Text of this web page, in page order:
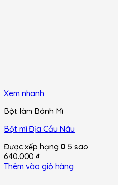
Xem nhanh
Bột làm Bánh Mì
Bột mì Địa Cầu Nâu
Được xếp hạng 0 5 sao
640.000 ₫
Thêm vào giỏ hàng